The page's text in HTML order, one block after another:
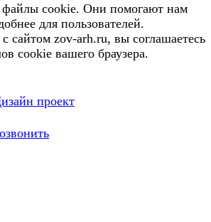
cookie. Они помогают нам
для пользователей.
сайтом zov-arh.ru, вы соглашаетесь
cookie вашего браузера.
проект